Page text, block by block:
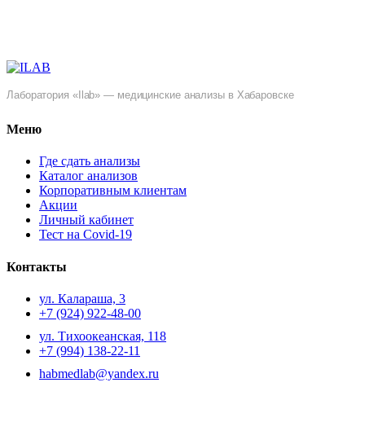
Лаборатория «Ilab» — медицинские анализы в Хабаровске
Меню
Где сдать анализы
Каталог анализов
Корпоративным клиентам
Акции
Личный кабинет
Тест на Covid-19
Контакты
ул. ​Калараша, 3
+7 (924) 922-48-00
ул. ​Тихоокеанская, 118
+7 (994) 138-22-11
habmedlab@yandex.ru